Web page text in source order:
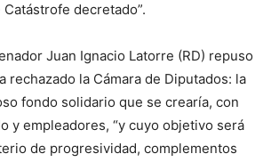
decretado”.
Juan Ignacio Latorre (RD) repuso
rechazado la Cámara de Diputados: la
fondo solidario que se crearía, con
y empleadores, “y cuyo objetivo será
de progresividad, complementos